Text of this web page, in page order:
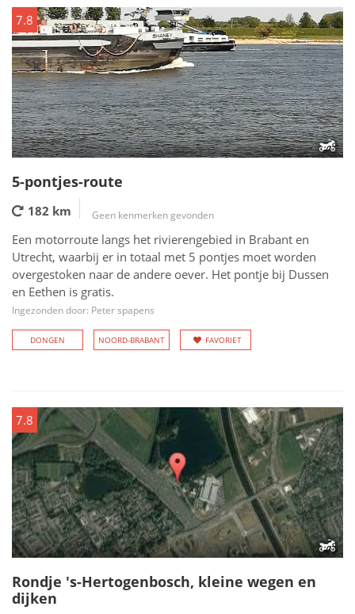
7.8
5-pontjes-route
182 km Geen kenmerken gevonden
Een motorroute langs het rivierengebied in Brabant en
Utrecht, waarbij er in totaal met 5 pontjes moet worden
overgestoken naar de andere oever. Het pontje bij Dussen
en Eethen is gratis.
Ingezonden door: Peter spapens
DONGEN NOORD-BRABANT FAVORIET
7.8
Rondje 's-Hertogenbosch, kleine wegen en
dijken